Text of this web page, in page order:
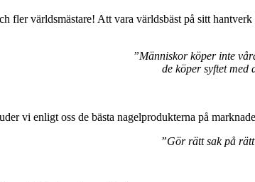
fler världsmästare! Att vara världsbäst på sitt
”Människor köper inte
de köper syftet med
vi enligt oss de bästa nagelprodukterna på
”Gör rätt sak på